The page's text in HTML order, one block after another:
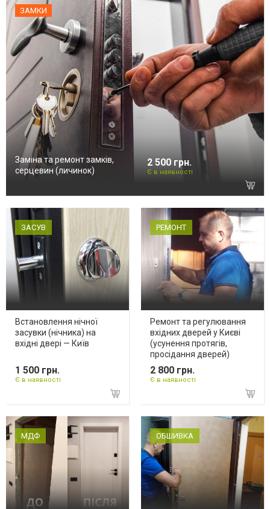
ЗАМКИ
Заміна та ремонт замків,
серцевин (личинок)
2 500 грн.
Є в наявності
ЗАСУВ
Встановлення нічної
засувки (нічника) на
вхідні двері — Київ
1 500 грн.
Є в наявності
РЕМОНТ
Ремонт та регулювання
вхідних дверей у Києві
(усунення протягів,
просідання дверей)
2 800 грн.
Є в наявності
МДФ ОБШИВКА